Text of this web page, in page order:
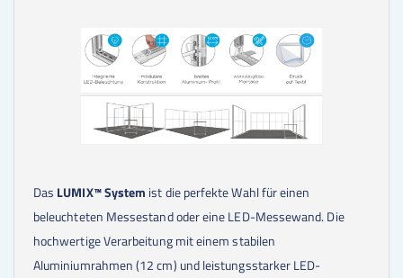
Das LUMIX™ System ist die perfekte Wahl für einen
beleuchteten Messestand oder eine LED-Messewand. Die
hochwertige Verarbeitung mit einem stabilen
Aluminiumrahmen (12 cm) und leistungsstarker LED-